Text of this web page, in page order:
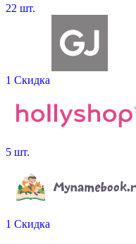
22 шт.
1 Скидка
5 шт.
1 Скидка